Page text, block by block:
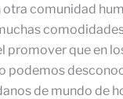
comunidad
que en
de mundo de